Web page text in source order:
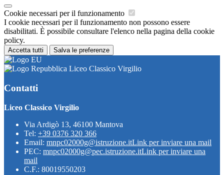
Cookie necessari per il funzionamento
I cookie necessari per il funzionamento non possono essere
disabilitati. È possibile consultare l'elenco nella pagina della cookie
policy.
Accetta tutti Salva le preferenze
Liceo Classico Virgilio
Contatti
Liceo Classico Virgilio
Via Ardigò 13, 46100 Mantova
Tel: +39 0376 320 366
Email: mnpc02000g@istruzione.itLink per inviare una mail
PEC: mnpc02000g@pec.istruzione.itLink per inviare una
mail
C.F.: 80019550203